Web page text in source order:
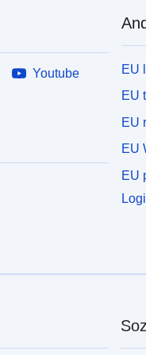
συνοδεύουν
προχωρήσει
Youtube
EU
EU
EU
EU
EU